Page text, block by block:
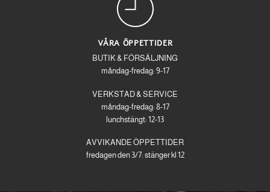
VÅRA ÖPPETTIDER
BUTIK & FÖRSÄLJNING
måndag-fredag: 9-17
VERKSTAD & SERVICE
måndag-fredag: 8-17
lunchstängt: 12-13
AVVIKANDE ÖPPETTIDER
fredagen den 3/7: stänger kl 12